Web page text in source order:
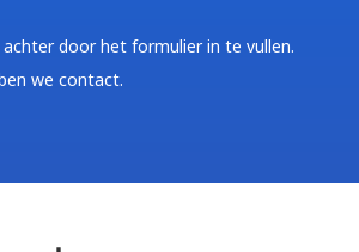
door het formulier in te vullen.
we contact.